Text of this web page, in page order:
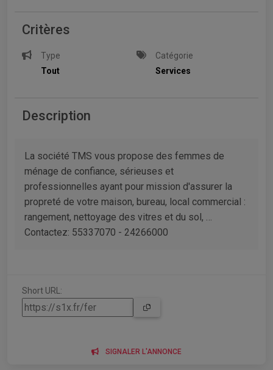
Critères
Type
Tout
Catégorie
Services
Description
La société TMS vous propose des femmes de
ménage de confiance, sérieuses et
professionnelles ayant pour mission d'assurer la
propreté de votre maison, bureau, local commercial :
rangement, nettoyage des vitres et du sol, …
Contactez: 55337070 - 24266000
Short URL:
SIGNALER L'ANNONCE